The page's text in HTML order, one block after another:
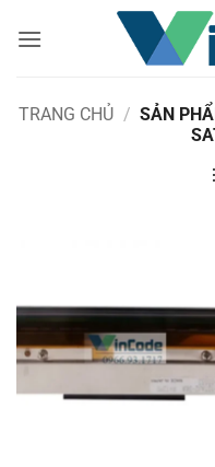
qua
TRANG CHỦ / SẢN